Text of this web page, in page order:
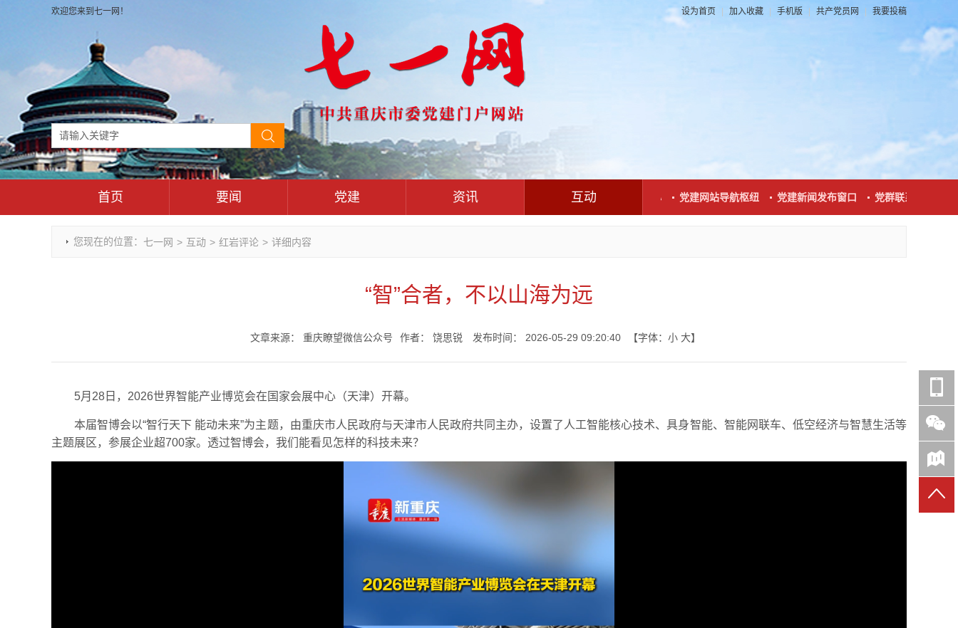
欢迎您来到七一网！ 设为首页 | 加入收藏 | 手机版 | 共产党员网 | 我要投稿
首页 要闻
重庆市领导活动报道集
党建
基层组织建设
资讯
党务知识
七一书院
互动
党建头条微信公众号
党群联系互动平台 党建信息汇聚中心 党建网站导航枢纽 党建新闻发布窗口 党群联系互动平台
您现在的位置： 七一网 > 互动 > 红岩评论 > 详细内容
“智”合者，不以山海为远
文章来源： 重庆瞭望微信公众号 作者： 饶思锐 发布时间： 2026-05-29 09:20:40 【字体： 小 大】
5月28日，2026世界智能产业博览会在国家会展中心（天津）开幕。
本届智博会以“智行天下 能动未来”为主题，由重庆市人民政府与天津市人民政府共同主办，设置了人工智能核心技术、具身智能、智能网联车、低空经济与智慧生活等
主题展区，参展企业超700家。透过智博会，我们能看见怎样的科技未来？